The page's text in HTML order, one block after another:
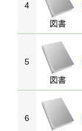
4
図書
5
図書
6